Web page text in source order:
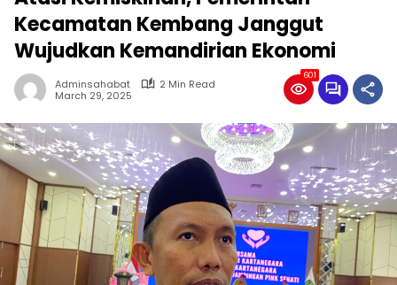
Kecamatan Kembang Janggut
Wujudkan Kemandirian Ekonomi
Adminsahabat
2 Min Read
March 29, 2025
601